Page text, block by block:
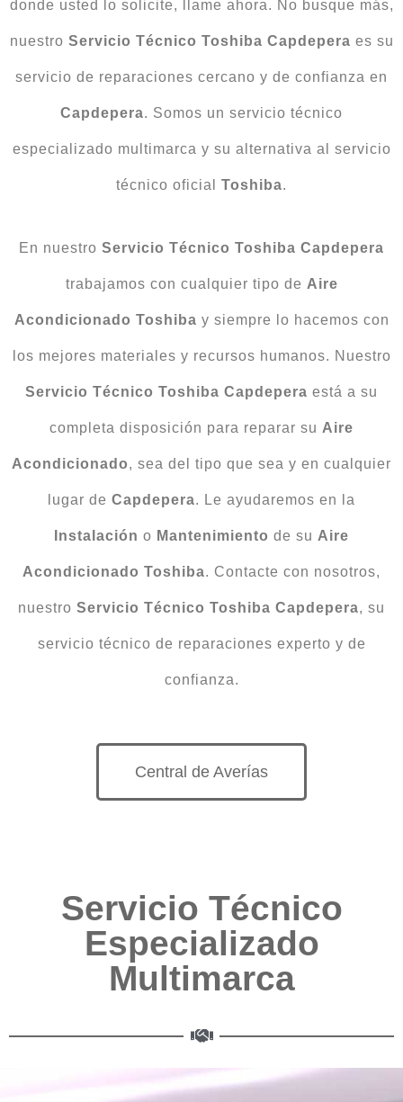
donde usted lo solicite, llame ahora. No busque más,
nuestro Servicio Técnico Toshiba Capdepera es su
servicio de reparaciones cercano y de confianza en
Capdepera. Somos un servicio técnico
especializado multimarca y su alternativa al servicio
técnico oficial Toshiba.
En nuestro Servicio Técnico Toshiba Capdepera
trabajamos con cualquier tipo de Aire
Acondicionado Toshiba y siempre lo hacemos con
los mejores materiales y recursos humanos. Nuestro
Servicio Técnico Toshiba Capdepera está a su
completa disposición para reparar su Aire
Acondicionado, sea del tipo que sea y en cualquier
lugar de Capdepera. Le ayudaremos en la
Instalación o Mantenimiento de su Aire
Acondicionado Toshiba. Contacte con nosotros,
nuestro Servicio Técnico Toshiba Capdepera, su
servicio técnico de reparaciones experto y de
confianza.
Central de Averías
Servicio Técnico
Especializado
Multimarca